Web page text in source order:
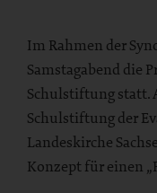
Im Rahmen der
Samstagabend die
Schulstiftung statt.
Schulstiftung der
Landeskirche
Konzept für einen